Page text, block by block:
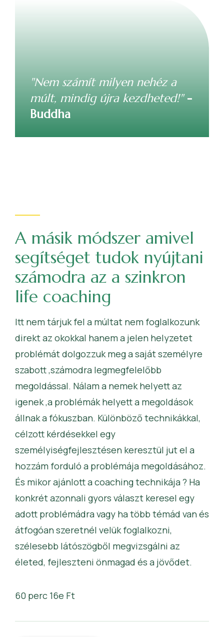
"Nem számít milyen nehéz a
múlt, mindig újra kezdheted!"-
Buddha
A másik módszer amivel
segítséget tudok nyújtani
számodra az a szinkron
life coaching
Itt nem tárjuk fel a múltat nem foglalkozunk
direkt az okokkal hanem a jelen helyzetet
problémát dolgozzuk meg a saját személyre
szabott ,számodra legmegfelelőbb
megoldással. Nálam a nemek helyett az
igenek ,a problémák helyett a megoldások
állnak a fókuszban. Különböző technikákkal,
célzott kérdésekkel egy
személyiségfejlesztésen keresztül jut el a
hozzám forduló a problémája megoldásához.
És mikor ajánlott a coaching technikája ? Ha
konkrét azonnali gyors választ keresel egy
adott problémádra vagy ha több témád van és
átfogóan szeretnél velük foglalkozni,
szélesebb látószögből megvizsgálni az
életed, fejleszteni önmagad és a jövődet.
60 perc 16e Ft